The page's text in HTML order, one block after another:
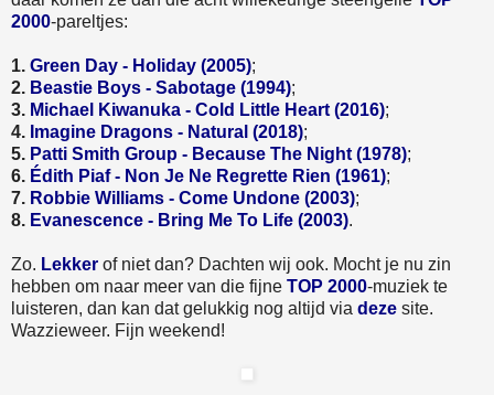
2000-pareltjes:
1. Green Day - Holiday (2005);
2. Beastie Boys - Sabotage (1994);
3. Michael Kiwanuka - Cold Little Heart (2016);
4. Imagine Dragons - Natural (2018);
5. Patti Smith Group - Because The Night (1978);
6. Édith Piaf - Non Je Ne Regrette Rien (1961);
7. Robbie Williams - Come Undone (2003);
8. Evanescence - Bring Me To Life (2003).
Zo. Lekker of niet dan? Dachten wij ook. Mocht je nu zin
hebben om naar meer van die fijne TOP 2000-muziek te
luisteren, dan kan dat gelukkig nog altijd via deze site.
Wazzieweer. Fijn weekend!